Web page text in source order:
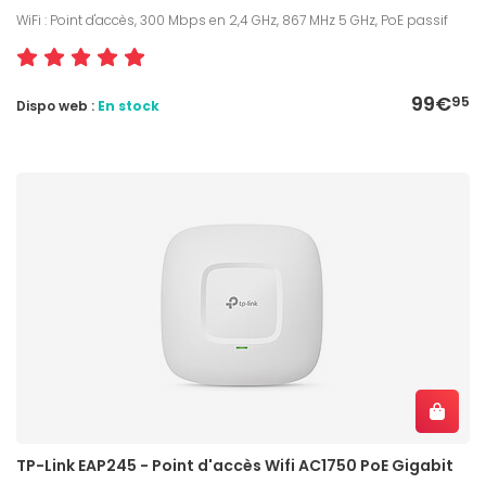
WiFi : Point d'accès, 300 Mbps en 2,4 GHz, 867 MHz 5 GHz, PoE passif
99€95
Dispo web : En stock
TP-Link EAP245 - Point d'accès Wifi AC1750 PoE Gigabit